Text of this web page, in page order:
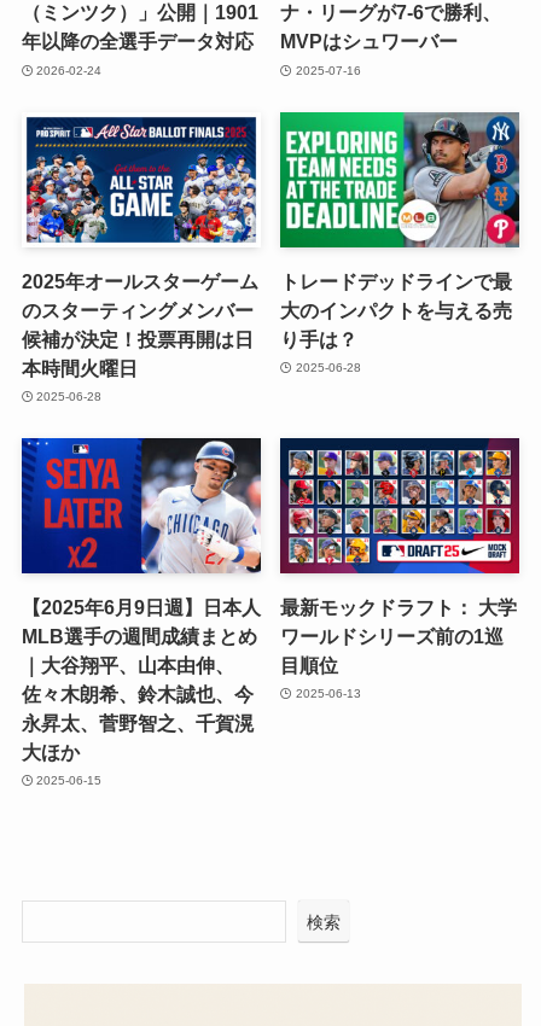
（ミンツク）」公開｜1901
年以降の全選手データ対応
2026-02-24
ナ・リーグが7-6で勝利、
MVPはシュワーバー
2025-07-16
2025年オールスターゲーム
のスターティングメンバー
候補が決定！投票再開は日
本時間火曜日
2025-06-28
トレードデッドラインで最
大のインパクトを与える売
り手は？
2025-06-28
【2025年6月9日週】日本人
MLB選手の週間成績まとめ
｜大谷翔平、山本由伸、
佐々木朗希、鈴木誠也、今
永昇太、菅野智之、千賀滉
大ほか
2025-06-15
最新モックドラフト： 大学
ワールドシリーズ前の1巡
目順位
2025-06-13
検索